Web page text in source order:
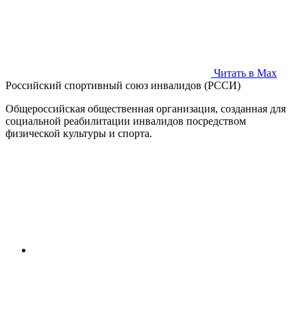
Читать в Max
Российский спортивный союз инвалидов (РССИ)
Общероссийская общественная организация, созданная для
социальной реабилитации инвалидов посредством
физической культуры и спорта.